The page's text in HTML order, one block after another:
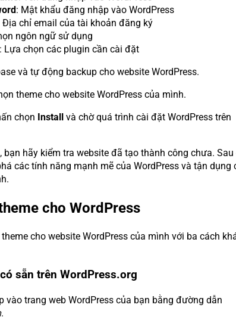
: Mật khẩu đăng nhập vào WordPress
Địa chỉ email của tài khoản đăng ký
ngôn ngữ sử dụng
Lựa chọn các plugin cần cài đặt
và tự động backup cho website WordPress.
theme cho website WordPress của mình.
chọn Install và chờ quá trình cài đặt WordPress trên
bạn hãy kiểm tra website đã tạo thành công chưa. Sau
các tính năng mạnh mẽ của WordPress và tận dụng
cho WordPress
cho website WordPress của mình với ba cách
sẵn trên WordPress.org
vào trang web WordPress của bạn bằng đường dẫn
.